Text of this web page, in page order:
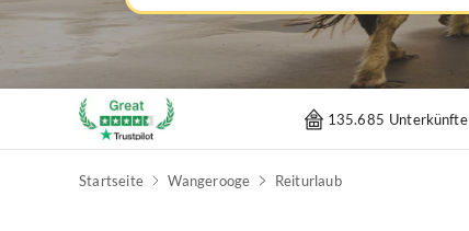
135.685 Unterkünfte
Startseite Wangerooge Reiturlaub